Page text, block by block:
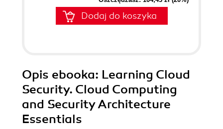
Dodaj do koszyka
Opis ebooka: Learning Cloud
Security. Cloud Computing
and Security Architecture
Essentials